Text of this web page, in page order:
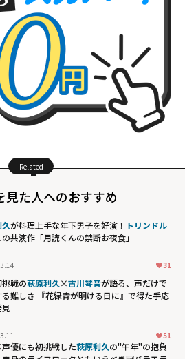
Related
見た人へのおすすめ
が料理上手な年下男子を好演！ トリンドル
の共演作「月読くんの禁断お夜食」
31
戦の萩原利久×古川琴音が語る、声だけで
難しさ 『花緑青が明ける日に』で得た手応
見
51
声優にも初挑戦した萩原利久の"午年"の抱負